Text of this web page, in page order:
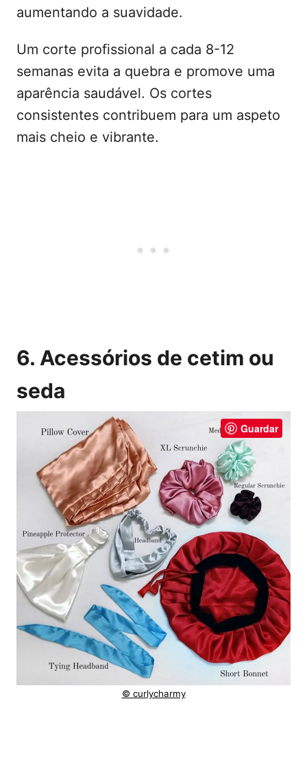
aumentando a suavidade.
Um corte profissional a cada 8-12
semanas evita a quebra e promove uma
aparência saudável. Os cortes
consistentes contribuem para um aspeto
mais cheio e vibrante.
6. Acessórios de cetim ou
seda
Guardar
© curlycharmy